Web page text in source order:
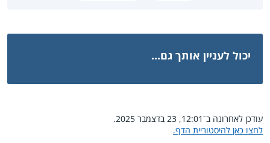
יכול לעניין אותך גם...
עודכן לאחרונה ב־12:01, 23 בדצמבר 2025.
לחצו כאן להיסטוריית הדף.